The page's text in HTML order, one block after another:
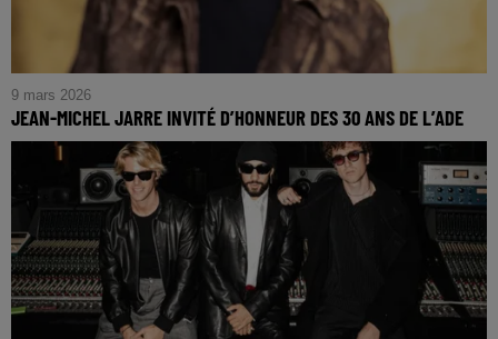
9 mars 2026
JEAN-MICHEL JARRE INVITÉ D’HONNEUR DES 30 ANS DE L’ADE